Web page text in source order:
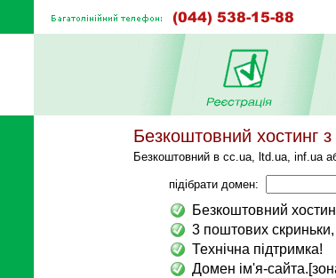
Безкоштовний хостинг
Безкоштовний в cc.ua, ltd.ua, inf.ua
підібрати домен:
Безкоштовний
3 поштових
Технічна підтримка!
Домен ім'я-